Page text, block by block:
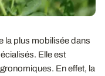
la plus mobilisée dans
Elle est
En effet, la